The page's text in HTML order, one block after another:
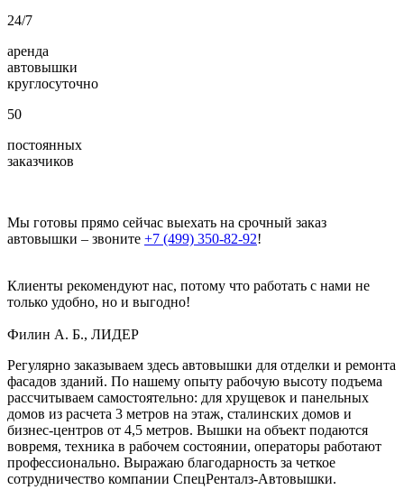
24/7
аренда
автовышки
круглосуточно
50
постоянных
заказчиков
Мы готовы прямо сейчас выехать на срочный заказ
автовышки – звоните +7 (499) 350-82-92!
Клиенты рекомендуют нас, потому что работать с нами не
только удобно, но и выгодно!
Филин А. Б., ЛИДЕР
Регулярно заказываем здесь автовышки для отделки и ремонта
фасадов зданий. По нашему опыту рабочую высоту подъема
рассчитываем самостоятельно: для хрущевок и панельных
домов из расчета 3 метров на этаж, сталинских домов и
бизнес-центров от 4,5 метров. Вышки на объект подаются
вовремя, техника в рабочем состоянии, операторы работают
профессионально. Выражаю благодарность за четкое
сотрудничество компании СпецРенталз-Автовышки.